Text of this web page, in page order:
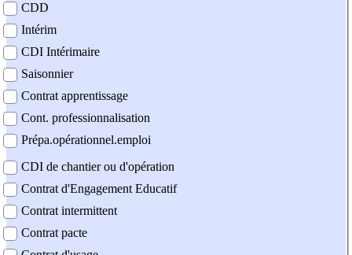
CDD
Intérim
CDI Intérimaire
Saisonnier
Contrat apprentissage
Cont. professionnalisation
Prépa.opérationnel.emploi
CDI de chantier ou d'opération
Contrat d'Engagement Educatif
Contrat intermittent
Contrat pacte